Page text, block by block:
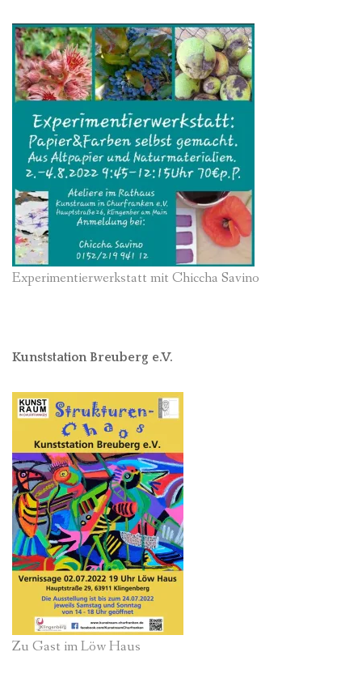
Experimentierwerkstatt mit Chiccha Savino
Kunststation Breuberg e.V.
Zu Gast im Löw Haus